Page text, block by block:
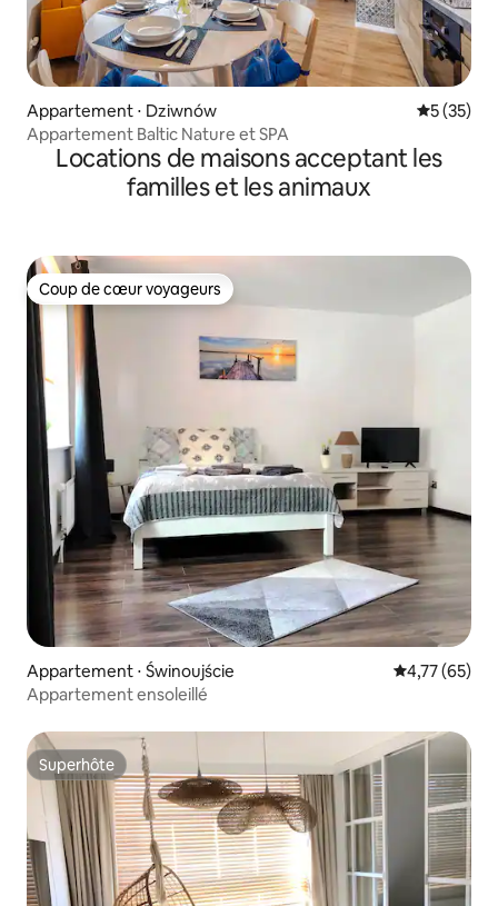
Appartement ⋅ Dziwnów
5 (35)
Appartement Baltic Nature et SPA
Locations de maisons acceptant les
familles et les animaux
Coup de cœur voyageurs
Coup de cœur voyageurs
Appartement ⋅ Świnoujście Évaluation
4,77 (65)
Appartement ensoleillé
Superhôte
Superhôte